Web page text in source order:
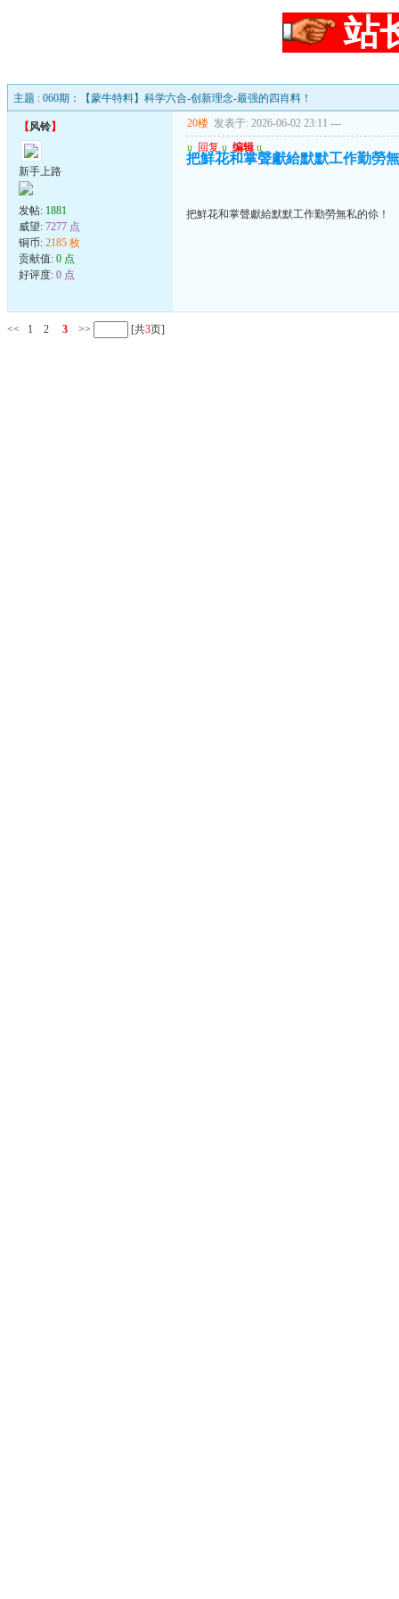
站
主题 : 060期：【蒙牛特料】科学六合-创新理念-最强的四肖料！
【风铃】
新手上路
发帖: 1881
威望: 7277 点
铜币: 2185 枚
贡献值: 0 点
好评度: 0 点
20楼 发表于: 2026-06-02 23:11 ---
u 回复 u 编辑 u
把鮮花和掌聲獻給默默工作勤勞
把鮮花和掌聲獻給默默工作勤勞無私的伱！
<< 1 2 3 >> [共3页]